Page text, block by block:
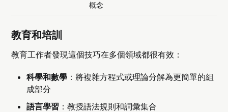
概念
教育和培訓
教育工作者發現這個技巧在多個領域都很有效：
科學和數學 ：將複雜方程式或理論分解為更簡單的組
成部分
語言學習 ：教授語法規則和詞彙集合